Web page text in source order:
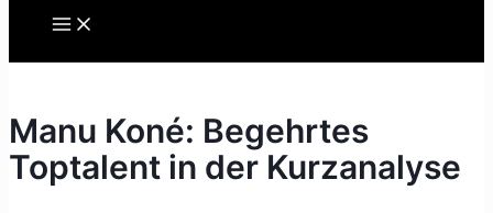
Manu Koné: Begehrtes
Toptalent in der Kurzanalyse